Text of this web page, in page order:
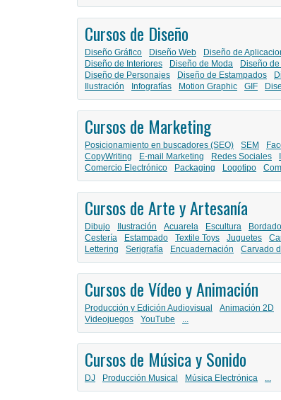
Cursos de Diseño
Diseño Gráfico Diseño Web Diseño de
Diseño de Interiores
Diseño de Moda Diseño
Diseño de Personajes
Diseño de Estampados
Ilustración
Infografías Motion Graphic GIF
Cursos de Marketing
Posicionamiento en buscadores (SEO) SEM
CopyWriting
E-mail Marketing Redes Sociales
Comercio Electrónico
Packaging Logotipo
Cursos de Arte y Artesanía
Dibujo Ilustración Acuarela Escultura Bordado
Cestería
Estampado Textile Toys Juguetes
Lettering
Serigrafía Encuadernación Carvado
Cursos de Vídeo y Animación
Producción y Edición Audiovisual Animación 2D
Videojuegos
YouTube ...
Cursos de Música y Sonido
DJ Producción Musical Música Electrónica ...